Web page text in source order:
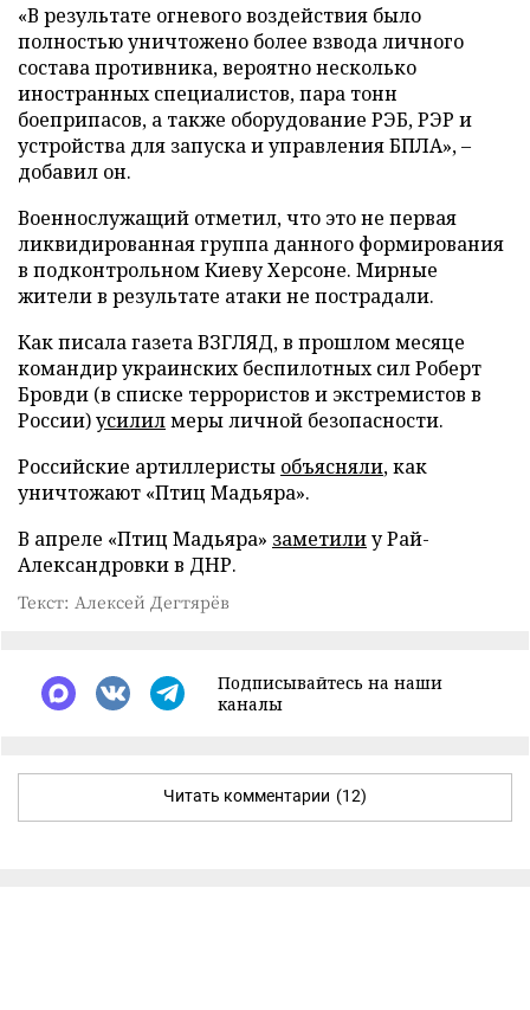
«В результате огневого воздействия было
полностью уничтожено более взвода личного
состава противника, вероятно несколько
иностранных специалистов, пара тонн
боеприпасов, а также оборудование РЭБ, РЭР и
устройства для запуска и управления БПЛА», –
добавил он.
Военнослужащий отметил, что это не первая
ликвидированная группа данного формирования
в подконтрольном Киеву Херсоне. Мирные
жители в результате атаки не пострадали.
Как писала газета ВЗГЛЯД, в прошлом месяце
командир украинских беспилотных сил Роберт
Бровди (в списке террористов и экстремистов в
России)усилилмеры личной безопасности.
Российские артиллеристы объясняли, как
уничтожают «Птиц Мадьяра».
В апреле «Птиц Мадьяра» заметилиу Рай-
Александровки в ДНР.
Текст: Алексей Дегтярёв
Подписывайтесь на наши
каналы
Читать комментарии (12)